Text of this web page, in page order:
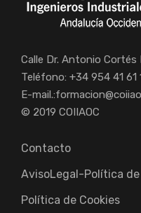
Calle Dr. Antonio Cortés
Teléfono: +34 954 41 61
E-mail.:
© 2019 COIIAOC
Contacto
AvisoLegal-Política
Política de Cookies